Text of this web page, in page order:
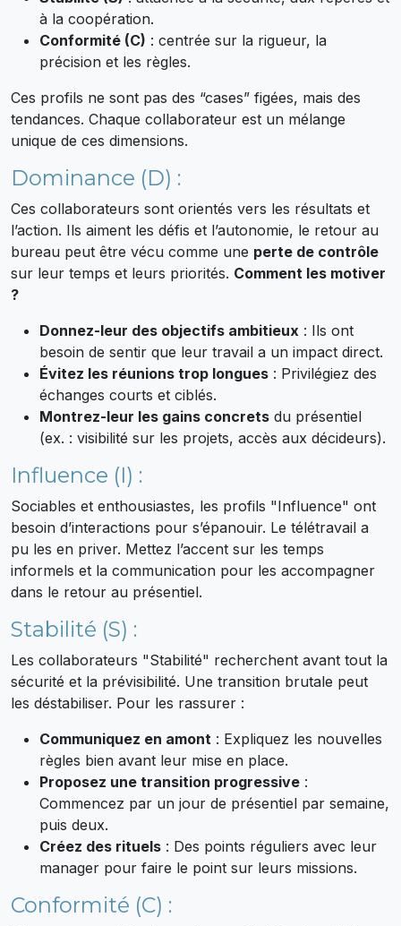
à la coopération.
Conformité (C) : centrée sur la rigueur, la
précision et les règles.
Ces profils ne sont pas des “cases” figées, mais des
tendances. Chaque collaborateur est un mélange
unique de ces dimensions.
Dominance (D) :
Ces collaborateurs sont orientés vers les résultats et
l’action. Ils aiment les défis et l’autonomie, le retour au
bureau peut être vécu comme une perte de contrôle
sur leur temps et leurs priorités. Comment les motiver
?
Donnez-leur des objectifs ambitieux : Ils ont
besoin de sentir que leur travail a un impact direct.
Évitez les réunions trop longues : Privilégiez des
échanges courts et ciblés.
Montrez-leur les gains concrets du présentiel
(ex. : visibilité sur les projets, accès aux décideurs).
Influence (I) :
Sociables et enthousiastes, les profils "Influence" ont
besoin d’interactions pour s’épanouir. Le télétravail a
pu les en priver. Mettez l’accent sur les temps
informels et la communication pour les accompagner
dans le retour au présentiel.
Stabilité (S) :
Les collaborateurs "Stabilité" recherchent avant tout la
sécurité et la prévisibilité. Une transition brutale peut
les déstabiliser. Pour les rassurer :
Communiquez en amont : Expliquez les nouvelles
règles bien avant leur mise en place.
Proposez une transition progressive :
Commencez par un jour de présentiel par semaine,
puis deux.
Créez des rituels : Des points réguliers avec leur
manager pour faire le point sur leurs missions.
Conformité (C) :